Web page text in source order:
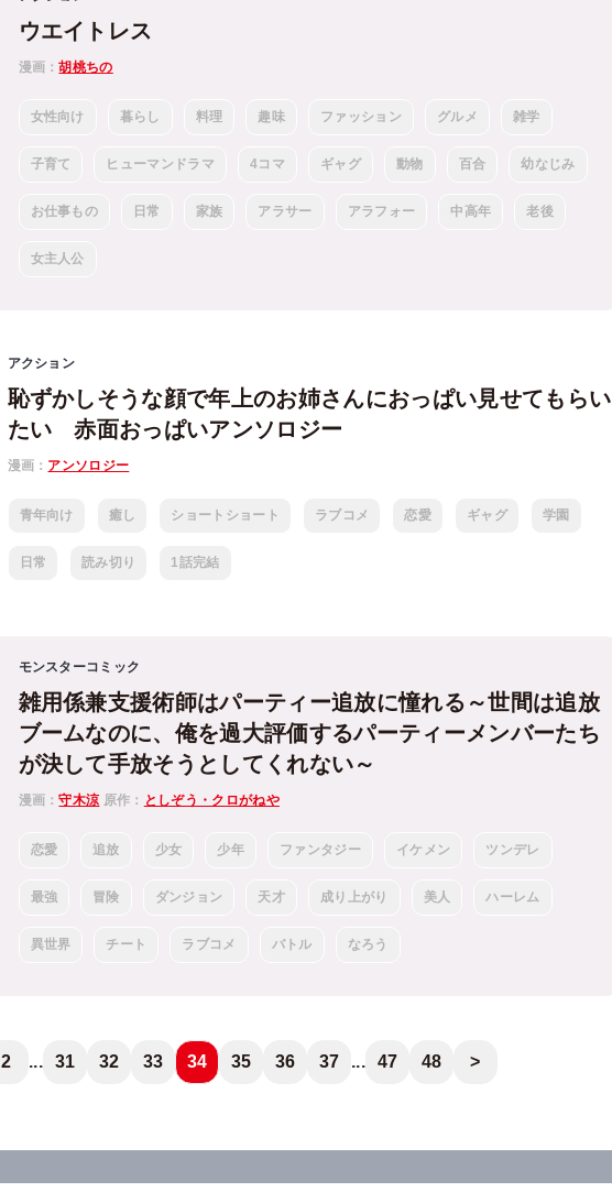
ウエイトレス
漫画：胡桃ちの
女性向け 暮らし 料理 趣味 ファッション グルメ 雑学
子育て ヒューマンドラマ 4コマ ギャグ 動物 百合 幼なじみ
お仕事もの 日常 家族 アラサー アラフォー 中高年 老後
女主人公
アクション
恥ずかしそうな顔で年上のお姉さんにおっぱい見せてもらい
たい 赤面おっぱいアンソロジー
漫画： アンソロジー
青年向け 癒し ショートショート ラブコメ 恋愛 ギャグ 学園
日常 読み切り 1話完結
モンスターコミック
雑用係兼支援術師はパーティー追放に憧れる～世間は追放
ブームなのに、俺を過大評価するパーティーメンバーたち
が決して手放そうとしてくれない～
漫画：守木涼 原作： としぞう・クロがねや
恋愛 追放 少女 少年 ファンタジー イケメン ツンデレ
最強 冒険 ダンジョン 天才 成り上がり 美人 ハーレム
異世界 チート ラブコメ バトル なろう
2 ... 31 32 33 34 35 36 37 ... 47 48 >